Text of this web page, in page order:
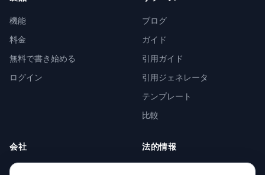
機能
料金
無料で書き始める
ログイン
ブログ
ガイド
引用ガイド
引用ジェネレータ
テンプレート
比較
会社
会社概要
法的情報